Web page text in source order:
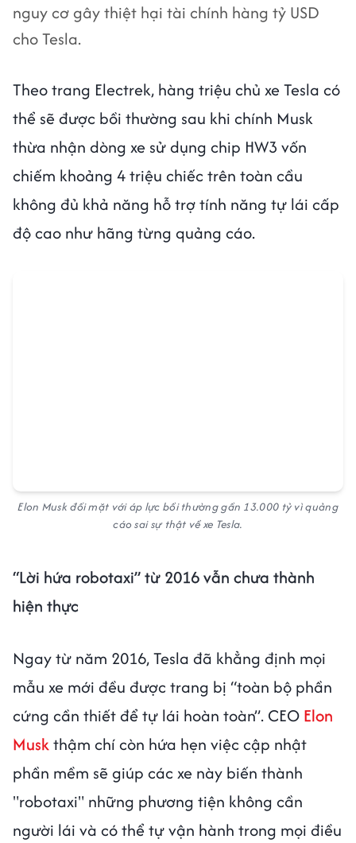
nguy cơ gây thiệt hại tài chính hàng tỷ USD
cho Tesla.
Theo trang Electrek, hàng triệu chủ xe Tesla có
thể sẽ được bồi thường sau khi chính Musk
thừa nhận dòng xe sử dụng chip HW3 vốn
chiếm khoảng 4 triệu chiếc trên toàn cầu
không đủ khả năng hỗ trợ tính năng tự lái cấp
độ cao như hãng từng quảng cáo.
Elon Musk đối mặt với áp lực bồi thường gần 13.000 tỷ vì quảng
cáo sai sự thật về xe Tesla.
“Lời hứa robotaxi” từ 2016 vẫn chưa thành
hiện thực
Ngay từ năm 2016, Tesla đã khẳng định mọi
mẫu xe mới đều được trang bị “toàn bộ phần
cứng cần thiết để tự lái hoàn toàn”. CEO Elon
Muskthậm chí còn hứa hẹn việc cập nhật
phần mềm sẽ giúp các xe này biến thành
"robotaxi" những phương tiện không cần
người lái và có thể tự vận hành trong mọi điều